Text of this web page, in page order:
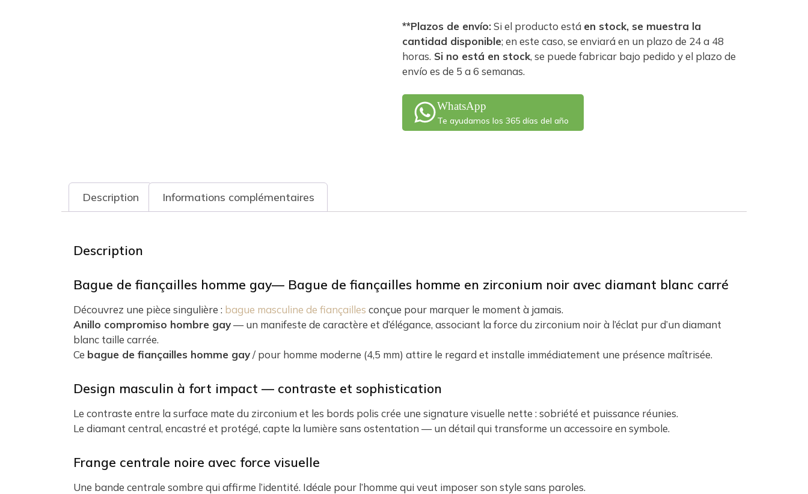
**Plazos de envío:Si el producto está en stock, se muestra la
cantidad disponible; en este caso, se enviará en un plazo de 24 a 48
horas. Si no está en stock, se puede fabricar bajo pedido y el plazo de
envío es de 5 a 6 semanas.
WhatsApp
Te ayudamos los 365 días del año
Description Informations complémentaires
Description
Bague de fiançailles homme gay— Bague de fiançailles homme en zirconium noir avec diamant blanc carré
Découvrez une pièce singulière : bague masculine de fiançailles conçue pour marquer le moment à jamais.
Anillo compromiso hombre gay— un manifeste de caractère et d’élégance, associant la force du zirconium noir à l’éclat pur d’un diamant
blanc taille carrée.
Ce bague de fiançailles homme gay/ pour homme moderne (4,5 mm) attire le regard et installe immédiatement une présence maîtrisée.
Design masculin à fort impact — contraste et sophistication
Le contraste entre la surface mate du zirconium et les bords polis crée une signature visuelle nette : sobriété et puissance réunies.
Le diamant central, encastré et protégé, capte la lumière sans ostentation — un détail qui transforme un accessoire en symbole.
Frange centrale noire avec force visuelle
Une bande centrale sombre qui affirme l’identité. Idéale pour l’homme qui veut imposer son style sans paroles.